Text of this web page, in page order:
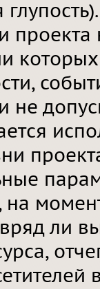
не
ли